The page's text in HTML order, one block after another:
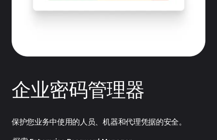
企业密码管理器
保护您业务中使用的人员、机器和代理凭据的安全。